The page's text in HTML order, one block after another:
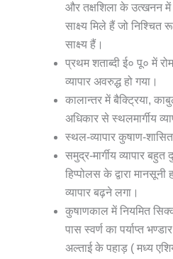
और तक्षशिला के उत्खनन
साक्ष्य मिले हैं जो निश्चित
साक्ष्य हैं।
प्रथम शताब्दी ई० पू० में
व्यापार अवरुद्ध हो गया।
कालान्तर में बैक्ट्रिया,
अधिकार से स्थलमार्गीय
स्थल-व्यापार कुषाण-
समुद्र-मार्गीय व्यापार
हिप्पोलस के द्वारा
व्यापार बढ़ने लगा।
कुषाणकाल में नियमित
पास स्वर्ण का पर्याप्त
अल्ताई के पहाड़ ( मध्य